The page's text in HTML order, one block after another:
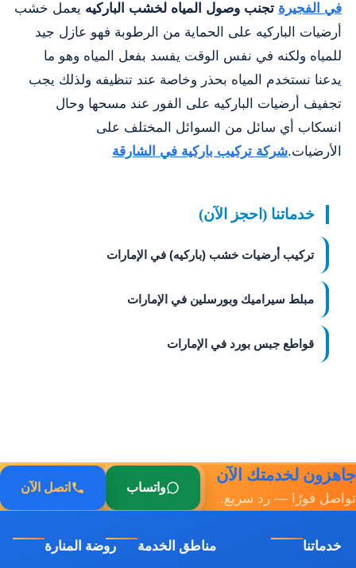
في الفجيرة تجنب وصول المياه لخشب الباركيه يعمل خشب
أرضيات الباركيه على الحماية من الرطوبة فهو عازل جيد
للمياه ولكنه في نفس الوقت يفسد بفعل المياه وهو ما
يدعنا نستخدم المياه بحذر وخاصة عند تنظيفه ولذلك يجب
تجفيف أرضيات الباركيه على الفور عند مسحها وحال
انسكاب أي سائل من السوائل المختلف على
الأرضيات.شركة تركيب باركية في الشارقة
خدماتنا (احجز الآن)
تركيب أرضيات خشب (باركيه) في الإمارات
مبلط سيراميك وبورسلين في الإمارات
قواطع جبس بورد في الإمارات
جاهزون لخدمتك الآن
تواصل فورًا — رد سريع.
واتساب اتصل الآن
خدماتنا مناطق الخدمة روضة المنارة